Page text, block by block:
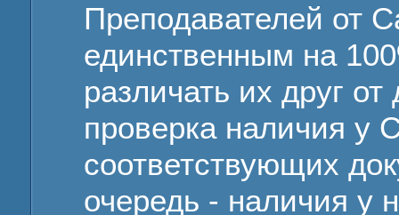
Преподавателей от
единственным на
различать их друг
проверка наличия у
соответствующих
очередь - наличия у